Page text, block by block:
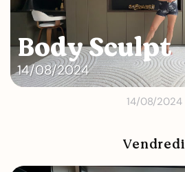
Body Sculpt
14/08/2024
14/08/2024
Vendredi